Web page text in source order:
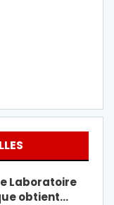
Laboratoire
obtient…